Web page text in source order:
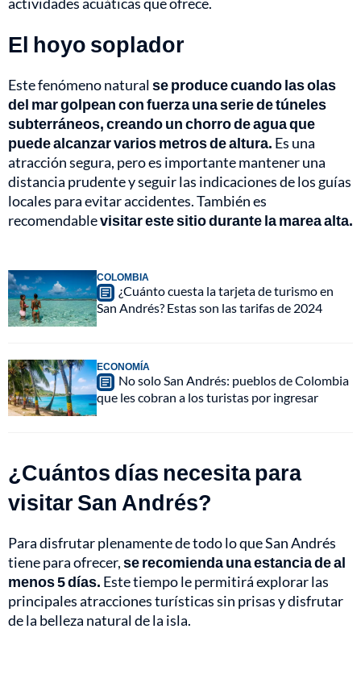
El hoyo soplador
Este fenómeno naturalse produce cuando las olas
del mar golpean con fuerza una serie de túneles
subterráneos, creando un chorro de agua que
puede alcanzar varios metros de altura. Es una
atracción segura, pero es importante mantener una
distancia prudente y seguir las indicaciones de los guías
locales para evitar accidentes. También es
recomendablevisitar este sitio durante la marea alta.
COLOMBIA
¿Cuánto cuesta la tarjeta de turismo en
San Andrés? Estas son las tarifas de 2024
ECONOMÍA
No solo San Andrés: pueblos de Colombia
que les cobran a los turistas por ingresar
¿Cuántos días necesita para
visitar San Andrés?
Para disfrutar plenamente de todo lo que San Andrés
tiene para ofrecer,se recomienda una estancia de al
menos 5 días. Este tiempo le permitirá explorar las
principales atracciones turísticas sin prisas y disfrutar
de la belleza natural de la isla.